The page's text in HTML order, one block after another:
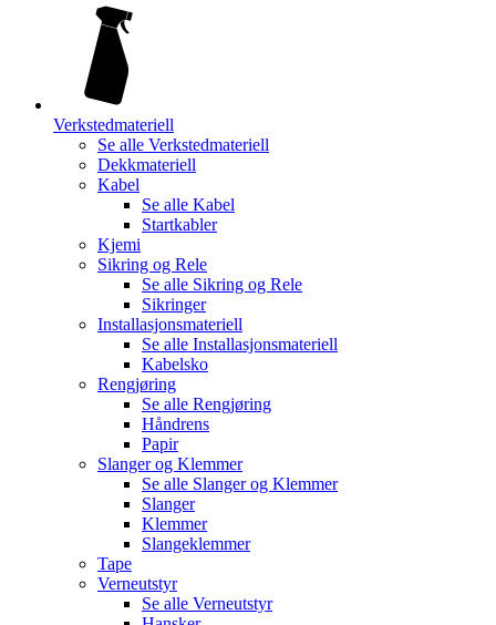
Verkstedmateriell
Se alle Verkstedmateriell
Dekkmateriell
Kabel
Se alle Kabel
Startkabler
Kjemi
Sikring og Rele
Se alle Sikring og Rele
Sikringer
Installasjonsmateriell
Se alle Installasjonsmateriell
Kabelsko
Rengjøring
Se alle Rengjøring
Håndrens
Papir
Slanger og Klemmer
Se alle Slanger og Klemmer
Slanger
Klemmer
Slangeklemmer
Tape
Verneutstyr
Se alle Verneutstyr